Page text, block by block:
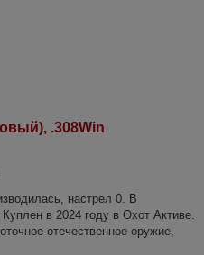
.308Win
настрел 0. В
в 2024 году в Охот Активе.
отечественное оружие,